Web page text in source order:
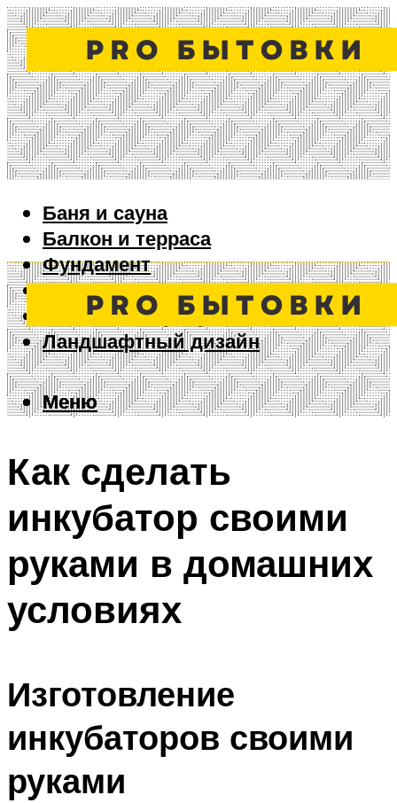
Баня и сауна
Балкон и терраса
Фундамент
Ворота и забор
Дизайн интерьера
Ландшафтный дизайн
Меню
Меню
Как сделать
инкубатор своими
руками в домашних
условиях
Изготовление
инкубаторов своими
руками